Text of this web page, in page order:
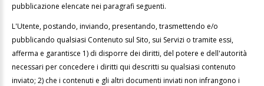
pubblicazione elencate nei paragrafi seguenti.
L'Utente, postando, inviando, presentando, trasmettendo e/o
pubblicando qualsiasi Contenuto sul Sito, sui Servizi o tramite essi,
afferma e garantisce 1) di disporre dei diritti, del potere e dell'autorità
necessari per concedere i diritti qui descritti su qualsiasi contenuto
inviato; 2) che i contenuti e gli altri documenti inviati non infrangono i